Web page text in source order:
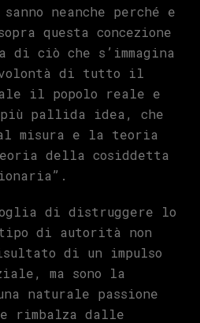
neanche perché e
questa concezione
ciò che s’immagina
volontà di tutto il
il popolo reale e
pallida idea, che
misura e la teoria
della cosiddetta
di distruggere lo
di autorità non
di un impulso
ma sono la
naturale passione
rimbalza dalle